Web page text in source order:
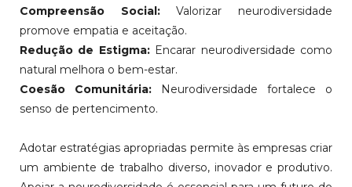
Compreensão Social:Valorizar neurodiversidade
promove empatia e aceitação.
Redução de Estigma:Encarar neurodiversidade como
natural melhora o bem-estar.
Coesão Comunitária: Neurodiversidade fortalece o
senso de pertencimento.
Adotar estratégias apropriadas permite às empresas criar
um ambiente de trabalho diverso, inovador e produtivo.